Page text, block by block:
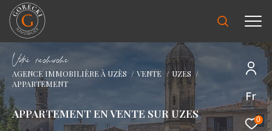
Fr
0
Vore recece
AGENCE IMMOBILIÈRE À UZÈS VENTE
UZES
APPARTEMENT
APPARTEMENT EN VENTE SUR UZES